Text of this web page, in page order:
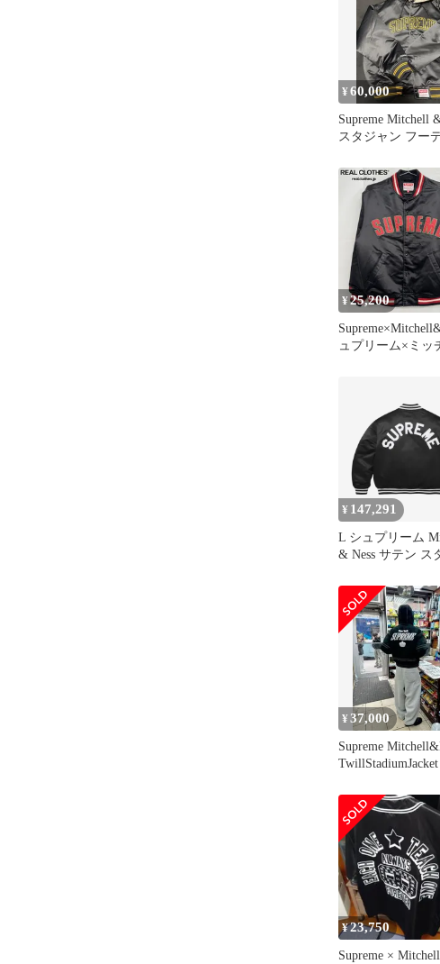
¥60,000
Supreme Mitchell
スタジャン フー
¥25,200
ュプリーム×ミッ
¥ 147,291
L シュプリーム
& Ness サテン ス
ー
¥37,000
Supreme
TwillStadiumJacket
¥23,750
Supreme ×